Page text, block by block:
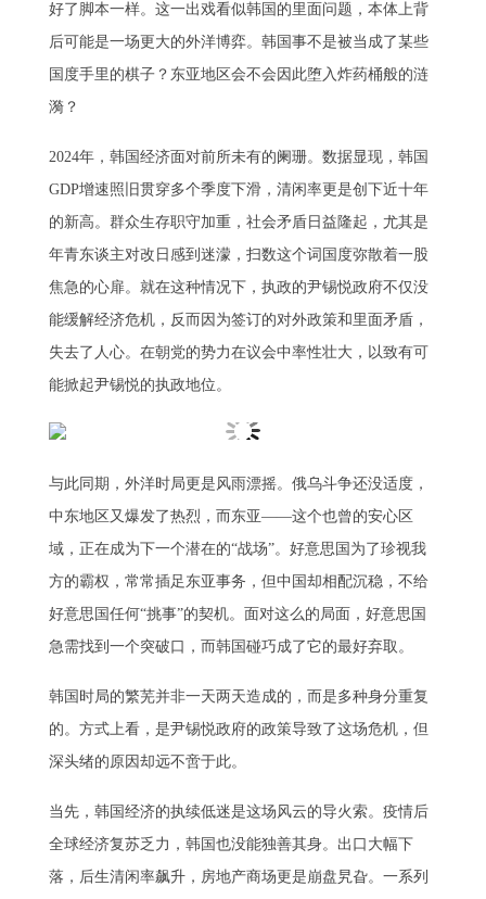
好了脚本一样。这一出戏看似韩国的里面问题，本体上背
后可能是一场更大的外洋博弈。韩国事不是被当成了某些
国度手里的棋子？东亚地区会不会因此堕入炸药桶般的涟
漪？
2024年，韩国经济面对前所未有的阑珊。数据显现，韩国
GDP增速照旧贯穿多个季度下滑，清闲率更是创下近十年
的新高。群众生存职守加重，社会矛盾日益隆起，尤其是
年青东谈主对改日感到迷濛，扫数这个词国度弥散着一股
焦急的心扉。就在这种情况下，执政的尹锡悦政府不仅没
能缓解经济危机，反而因为签订的对外政策和里面矛盾，
失去了人心。在朝党的势力在议会中率性壮大，以致有可
能掀起尹锡悦的执政地位。
与此同期，外洋时局更是风雨漂摇。俄乌斗争还没适度，
中东地区又爆发了热烈，而东亚——这个也曾的安心区
域，正在成为下一个潜在的“战场”。好意思国为了珍视我
方的霸权，常常插足东亚事务，但中国却相配沉稳，不给
好意思国任何“挑事”的契机。面对这么的局面，好意思国
急需找到一个突破口，而韩国碰巧成了它的最好弃取。
韩国时局的繁芜并非一天两天造成的，而是多种身分重复
的。方式上看，是尹锡悦政府的政策导致了这场危机，但
深头绪的原因却远不啻于此。
当先，韩国经济的执续低迷是这场风云的导火索。疫情后
全球经济复苏乏力，韩国也没能独善其身。出口大幅下
落，后生清闲率飙升，房地产商场更是崩盘旯旮。一系列